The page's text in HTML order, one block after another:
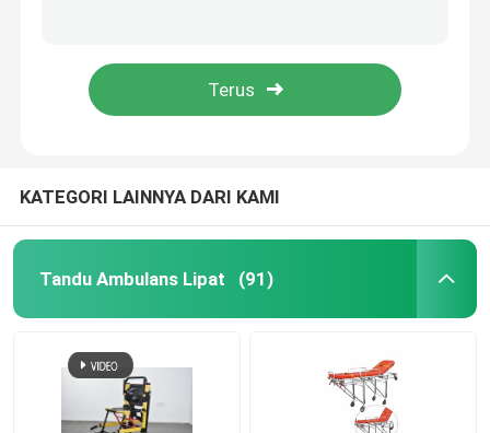
Tandu Sendok Lipat
Tempat Tidur Rumah Sakit Listrik
KATEGORI LAINNYA DARI KAMI
Tandu Ambulans Lipat (91)